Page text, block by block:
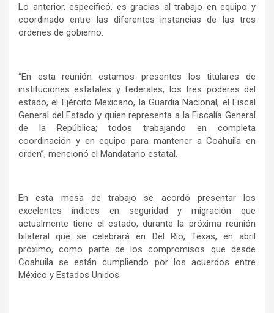
Lo anterior, especificó, es gracias al trabajo en equipo y
coordinado entre las diferentes instancias de las tres
órdenes de gobierno.
“En esta reunión estamos presentes los titulares de
instituciones estatales y federales, los tres poderes del
estado, el Ejército Mexicano, la Guardia Nacional, el Fiscal
General del Estado y quien representa a la Fiscalía General
de la República; todos trabajando en completa
coordinación y en equipo para mantener a Coahuila en
orden”, mencionó el Mandatario estatal.
En esta mesa de trabajo se acordó presentar los
excelentes índices en seguridad y migración que
actualmente tiene el estado, durante la próxima reunión
bilateral que se celebrará en Del Río, Texas, en abril
próximo, como parte de los compromisos que desde
Coahuila se están cumpliendo por los acuerdos entre
México y Estados Unidos.